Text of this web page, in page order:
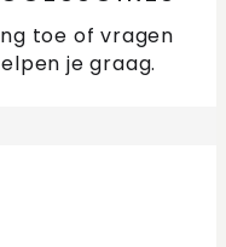
toe of vragen
je graag.